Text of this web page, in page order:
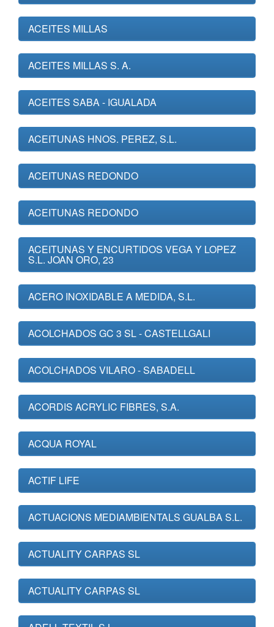
ACEITES MILLAS
ACEITES MILLAS S. A.
ACEITES SABA - IGUALADA
ACEITUNAS HNOS. PEREZ, S.L.
ACEITUNAS REDONDO
ACEITUNAS REDONDO
ACEITUNAS Y ENCURTIDOS VEGA Y LOPEZ
S.L. JOAN ORO, 23
ACERO INOXIDABLE A MEDIDA, S.L.
ACOLCHADOS GC 3 SL - CASTELLGALI
ACOLCHADOS VILARO - SABADELL
ACORDIS ACRYLIC FIBRES, S.A.
ACQUA ROYAL
ACTIF LIFE
ACTUACIONS MEDIAMBIENTALS GUALBA S.L.
ACTUALITY CARPAS SL
ACTUALITY CARPAS SL